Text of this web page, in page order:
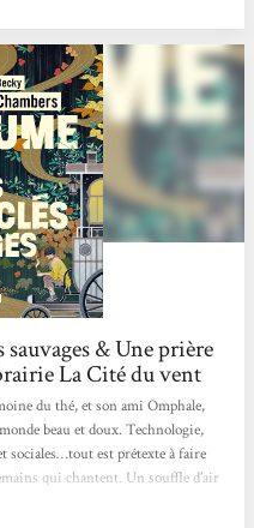
& Une prière
La Cité du vent
du thé, et son ami Omphale,
beau et doux. Technologie,
sociales…tout est prétexte à faire
qui chantent. Un souffle d’air